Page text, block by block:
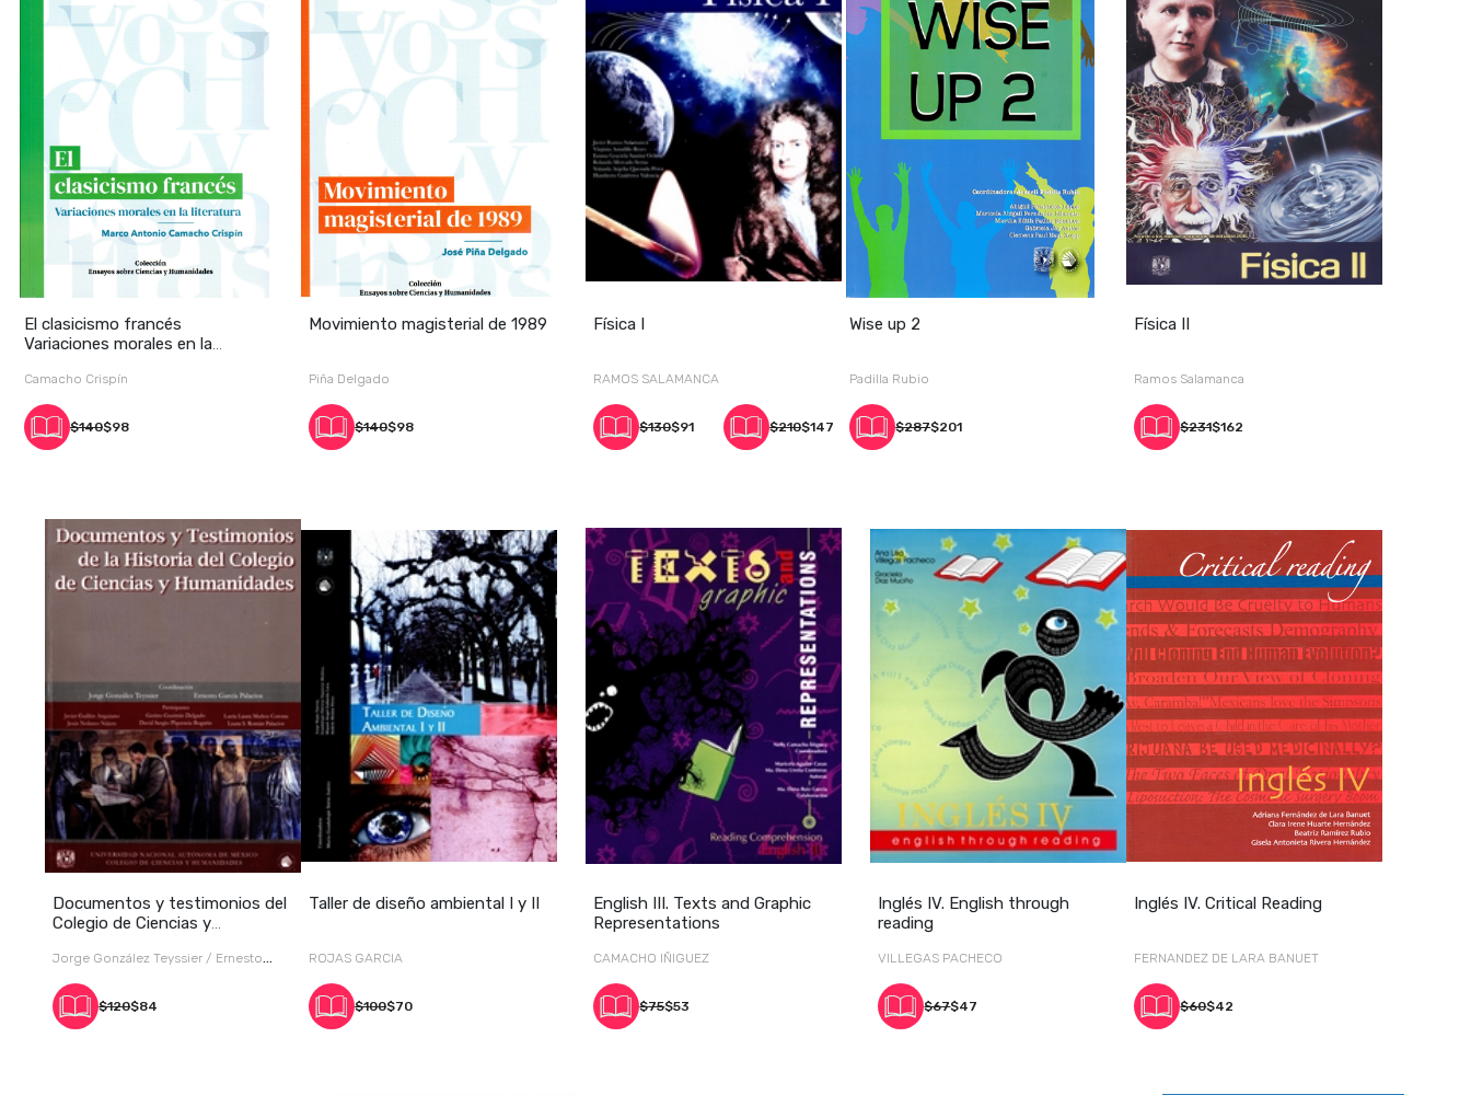
El clasicismo francés
Variaciones morales en la
Camacho Crispín
$140$98
Movimiento magisterial de 1989
Piña Delgado
$140$98
Física I
RAMOS SALAMANCA
$130$91 $210$147
Wise up 2
Padilla Rubio
$287$201
Física II
Ramos Salamanca
$231$162
Documentos y testimonios del
Colegio de Ciencias y
Jorge González Teyssier / Ernesto
García Palacios (Coordinadores) /
$120$84
Taller de diseño ambiental I y II
ROJAS GARCIA
$100$70
English III. Texts and Graphic
Representations
CAMACHO IÑIGUEZ
$75$53
Inglés IV. English through
reading
VILLEGAS PACHECO
$67$47
Inglés IV. Critical Reading
FERNANDEZ DE LARA BANUET
$60$42